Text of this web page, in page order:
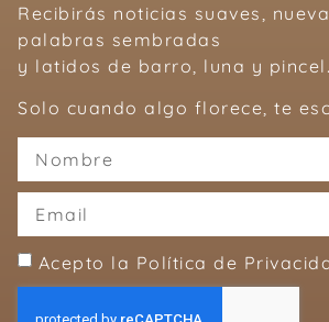
Recibirás noticias suaves,
palabras sembradas
y latidos de barro, luna y pincel.
Solo cuando algo florece, te
Acepto la Política de